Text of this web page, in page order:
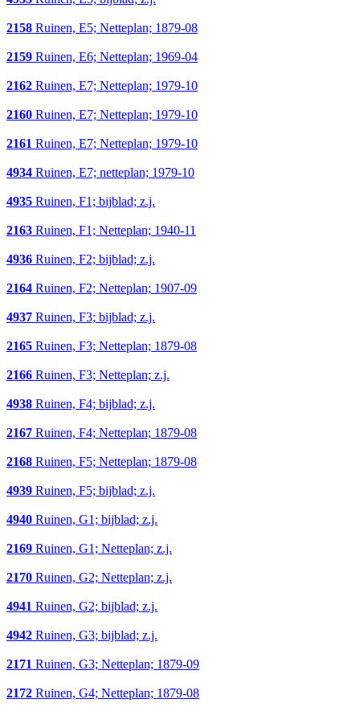
2158 Ruinen, E5; Netteplan; 1879-08
2159 Ruinen, E6; Netteplan; 1969-04
2162 Ruinen, E7; Netteplan; 1979-10
2160 Ruinen, E7; Netteplan; 1979-10
2161 Ruinen, E7; Netteplan; 1979-10
4934 Ruinen, E7; netteplan; 1979-10
4935 Ruinen, F1; bijblad; z.j.
2163 Ruinen, F1; Netteplan; 1940-11
4936 Ruinen, F2; bijblad; z.j.
2164 Ruinen, F2; Netteplan; 1907-09
4937 Ruinen, F3; bijblad; z.j.
2165 Ruinen, F3; Netteplan; 1879-08
2166 Ruinen, F3; Netteplan; z.j.
4938 Ruinen, F4; bijblad; z.j.
2167 Ruinen, F4; Netteplan; 1879-08
2168 Ruinen, F5; Netteplan; 1879-08
4939 Ruinen, F5; bijblad; z.j.
4940 Ruinen, G1; bijblad; z.j.
2169 Ruinen, G1; Netteplan; z.j.
2170 Ruinen, G2; Netteplan; z.j.
4941 Ruinen, G2; bijblad; z.j.
4942 Ruinen, G3; bijblad; z.j.
2171 Ruinen, G3; Netteplan; 1879-09
2172 Ruinen, G4; Netteplan; 1879-08